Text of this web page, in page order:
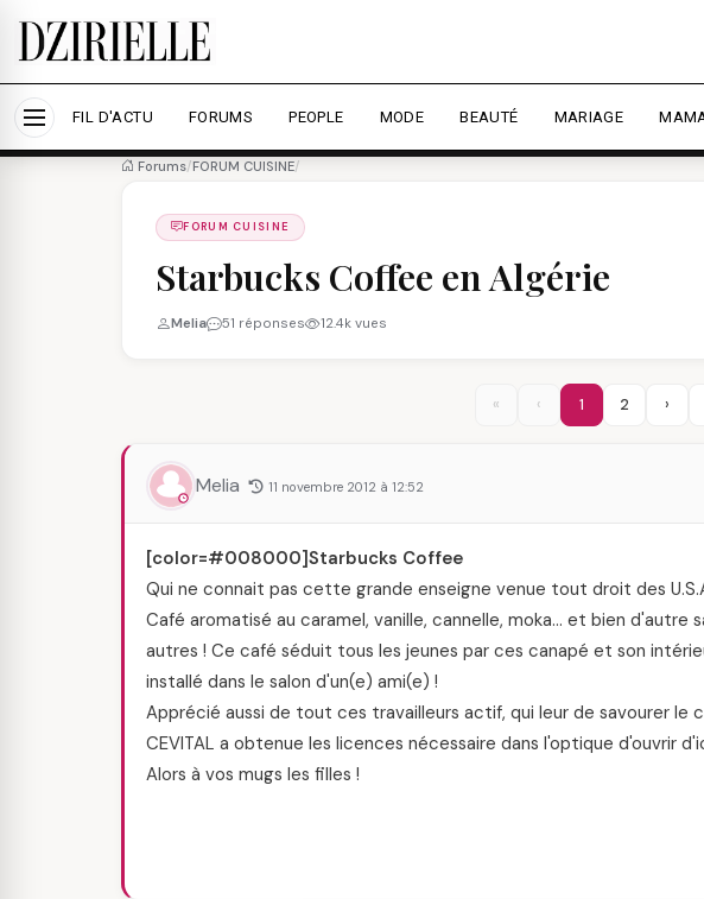
Nous utilisons des cookies pour améliorer votre expérience et mesurer
Accepter tout Personnaliser
FIL D'ACTU FORUMS PEOPLE MODE BEAUTÉ MARIAGE
Forums/FORUM CUISINE/
FORUM CUISINE
Starbucks Coffee en Algérie
Melia 51 réponses 12.4k vues
« ‹ 1 2 ›
Melia 11 novembre 2012 à 12:52
[color=#008000]Starbucks Coffee
Qui ne connait pas cette grande enseigne venue tout droit des
Café aromatisé au caramel, vanille, cannelle, moka… et bien d'autre
autres ! Ce café séduit tous les jeunes par ces canapé et son
installé dans le salon d'un(e) ami(e) !
Apprécié aussi de tout ces travailleurs actif, qui leur de savourer le
CEVITAL a obtenue les licences nécessaire dans l'optique d'ouvrir
Alors à vos mugs les filles !